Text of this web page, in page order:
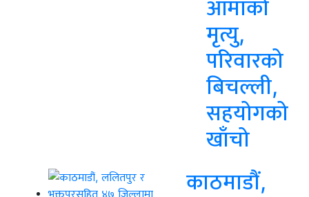
आमाको
मृत्यु,
परिवारको
बिचल्ली,
सहयोगको
खाँचो
काठमाडौं,